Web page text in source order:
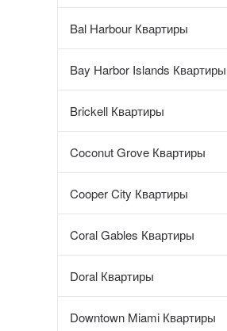
Bal Harbour Квартиры
Bay Harbor Islands Квартиры
Brickell Квартиры
Coconut Grove Квартиры
Cooper City Квартиры
Coral Gables Квартиры
Doral Квартиры
Downtown Miami Квартиры